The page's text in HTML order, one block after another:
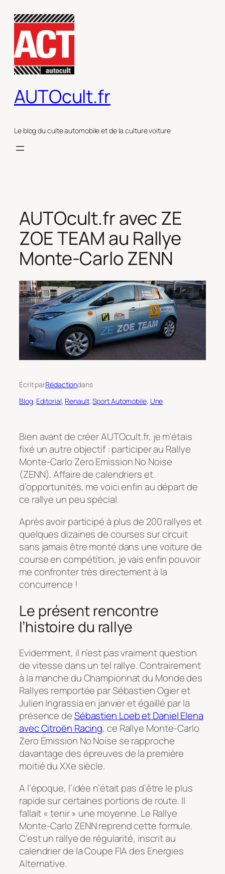
contenu
AUTOcult.fr
Le blog du culte automobile et de la culture voiture
AUTOcult.fr avec ZE
ZOE TEAM au Rallye
Monte-Carlo ZENN
Écrit parRédactiondans
Blog, Editorial, Renault, Sport Automobile, Une
Bien avant de créer AUTOcult.fr, je m’étais
fixé un autre objectif : participer au Rallye
Monte-Carlo Zero Emission No Noise
(ZENN). Affaire de calendriers et
d’opportunités, me voici enfin au départ de
ce rallye un peu spécial.
Après avoir participé à plus de 200 rallyes et
quelques dizaines de courses sur circuit
sans jamais être monté dans une voiture de
course en compétition, je vais enfin pouvoir
me confronter très directement à la
concurrence !
Le présent rencontre
l’histoire du rallye
Evidemment, il n’est pas vraiment question
de vitesse dans un tel rallye. Contrairement
à la manche du Championnat du Monde des
Rallyes remportée par Sébastien Ogier et
Julien Ingrassia en janvier et égaillé par la
présence deSébastien Loeb et Daniel Elena
avec Citroën Racing, ce Rallye Monte-Carlo
Zero Emission No Noise se rapproche
davantage des épreuves de la première
moitié du XXe siècle.
A l’époque, l’idée n’était pas d’être le plus
rapide sur certaines portions de route. Il
fallait « tenir » une moyenne. Le Rallye
Monte-Carlo ZENN reprend cette formule.
C’est un rallye de régularité, inscrit au
calendrier de la Coupe FIA des Energies
Alternative.